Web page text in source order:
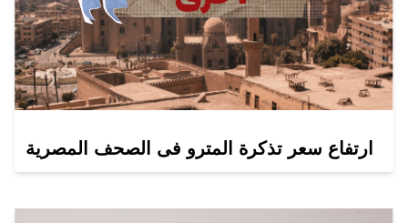
ارتفاع سعر تذكرة المترو فى الصحف المصرية